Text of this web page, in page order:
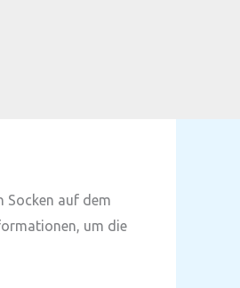
Socken auf dem
um die